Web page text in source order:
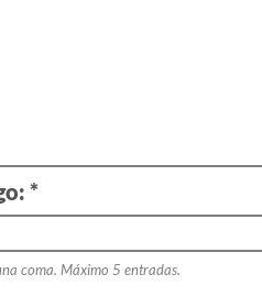
*
coma. Máximo 5 entradas.